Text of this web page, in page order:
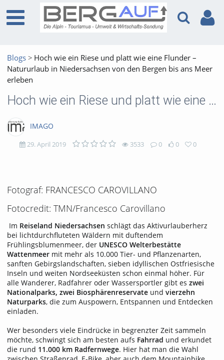
Blogs
Hoch wie ein Riese und platt wie eine Flunder –
Natururlaub in Niedersachsen von den Bergen bis ans Meer
erleben
Hoch wie ein Riese und platt wie eine Flunder – Natururlaub in Niedersachsen von den Bergen bis ans Meer erleben
IMAGO
29. April 2019 3533 0 0 0
Fotograf: FRANCESCO CAROVILLANO
Fotocredit: TMN/Francesco Carovillano
Im Reiseland Niedersachsen schlägt das Aktivurlauberherz
bei lichtdurchfluteten Wäldern mit duftendem
Frühlingsblumenmeer, der UNESCO Welterbestätte
Wattenmeer mit mehr als 10.000 Tier- und Pflanzenarten,
sanften Gebirgslandschaften, sieben idyllischen Ostfriesische
Inseln und weiten Nordseeküsten schon einmal höher. Für
alle Wanderer, Radfahrer oder Wassersportler gibt es zwei
Nationalparks, zwei Biosphärenreservate und vierzehn
Naturparks, die zum Auspowern, Entspannen und Entdecken
einladen.
Wer besonders viele Eindrücke in begrenzter Zeit sammeln
möchte, schwingt sich am besten aufs Fahrrad und erkundet
die rund 11.000 km Radfernwege. Hier hat man die Wahl